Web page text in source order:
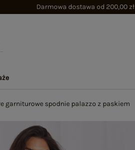
Darmowa dostawa od 200,00 zł
garniturowe spodnie palazzo z paskiem